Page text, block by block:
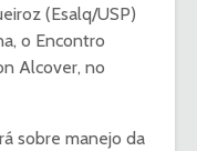
(Esalq/USP)
o Encontro
Alcover, no
sobre manejo da